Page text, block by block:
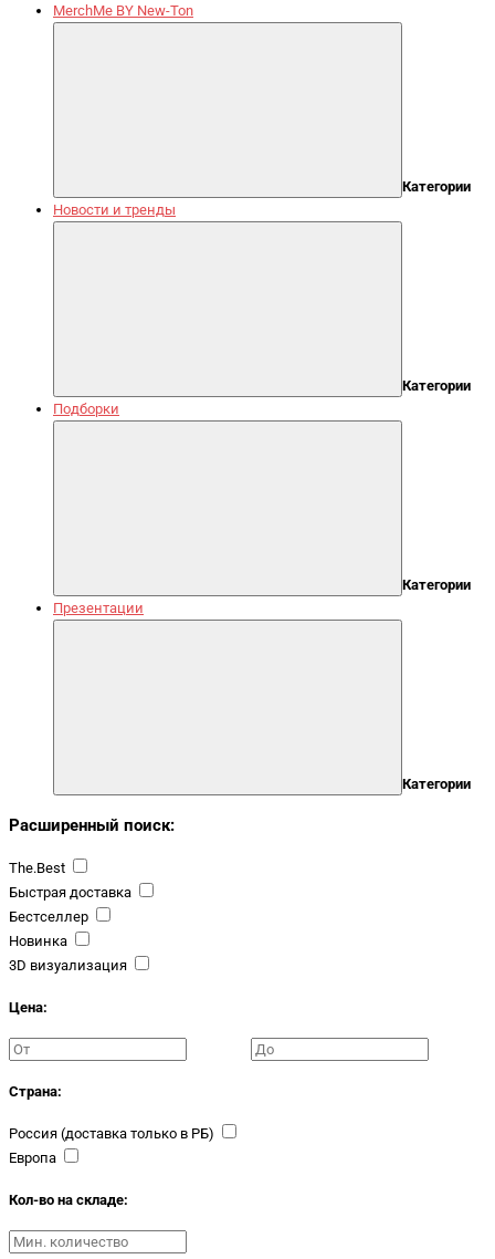
MerchMe BY New-Ton
Категории
Новости и тренды
Категории
Подборки
Категории
Презентации
Категории
Расширенный поиск:
The.Best
Быстрая доставка
Бестселлер
Новинка
3D визуализация
Цена:
Страна:
Россия (доставка только в РБ)
Европа
Кол-во на складе: